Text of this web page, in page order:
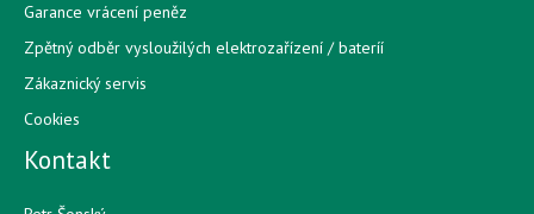
Garance vrácení peněz
Zpětný odběr vysloužilých elektrozařízení / bateríí
Zákaznický servis
Cookies
Kontakt